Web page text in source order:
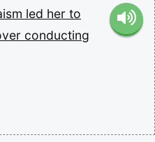
led her to
conducting